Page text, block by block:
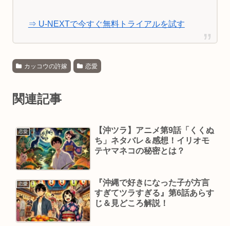
⇒ U-NEXTで今すぐ無料トライアルを試す
カッコウの許嫁 恋愛
関連記事
恋愛
【沖ツラ】アニメ第9話「くくぬ
ち」ネタバレ＆感想！イリオモ
テヤマネコの秘密とは？
恋愛
『沖縄で好きになった子が方言
すぎてツラすぎる』第6話あらす
じ＆見どころ解説！